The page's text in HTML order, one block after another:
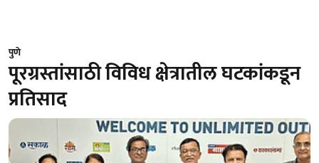
पुणे
पूरग्रस्तांसाठी विविध क्षेत्रातील घटकांकडून
प्रतिसाद